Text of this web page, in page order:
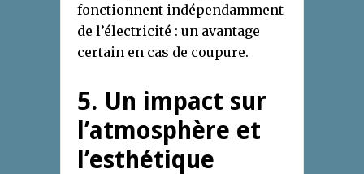
fonctionnent indépendamment
de l’électricité : un avantage
certain en cas de coupure.
5. Un impact sur
l’atmosphère et
l’esthétique